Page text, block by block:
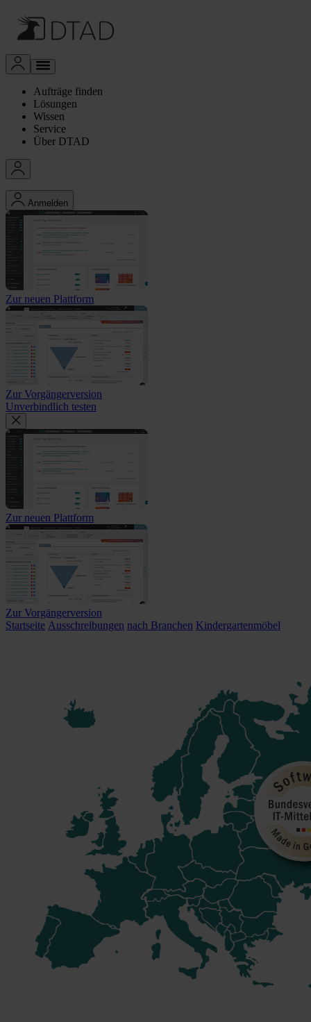
Aufträge finden
Lösungen
Wissen
Service
Über DTAD
Anmelden
Zur neuen Plattform
Zur Vorgängerversion
Unverbindlich testen
Zur neuen Plattform
Zur Vorgängerversion
Startseite Ausschreibungen nach Branchen Kindergartenmöbel